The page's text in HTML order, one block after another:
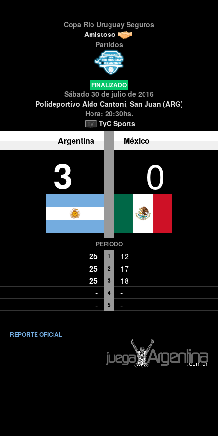
Copa Río Uruguay Seguros
Amistoso
Partidos
FINALIZADO
Sábado 30 de julio de 2016
Polideportivo Aldo Cantoni, San Juan (ARG)
Hora: 20:30hs.
TyC Sports
Argentina México
3 0
PERÍODO
25 1
12
25
2
17
25
3
18
-
4
-
-
5 -
REPORTE OFICIAL